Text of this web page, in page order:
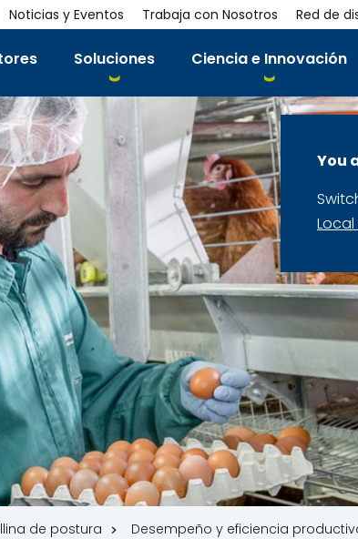
Soluciones Ciencia e Innovación
Noticias y Eventos Trabaja con Nosotros Red de
You
Local
de postura Desempeño y eficiencia